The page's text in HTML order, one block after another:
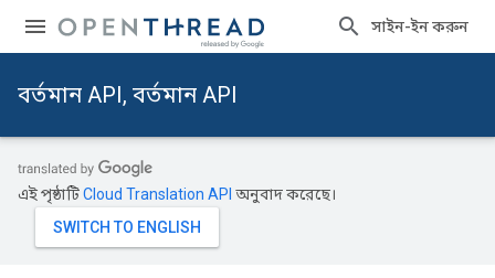
সাইন-ইন করুন
বর্তমান API, বর্তমান API
এই পৃষ্ঠাটিCloud Translation API অনুবাদ করেছে।